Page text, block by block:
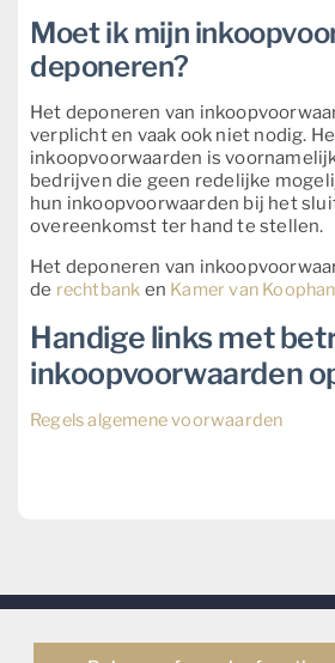
Moet ik mijn
deponeren?
Het deponeren van
verplicht en vaak ook niet nodig.
inkoopvoorwaarden is
bedrijven die geen redelijke
hun inkoopvoorwaarden bij het
overeenkomst ter hand te stellen.
Het deponeren van
de rechtbank en Kamer van
Handige links met
inkoopvoorwaarden
Regels algemene voorwaarden
Maatwerk Jurist | Tijnmuiden 59 |